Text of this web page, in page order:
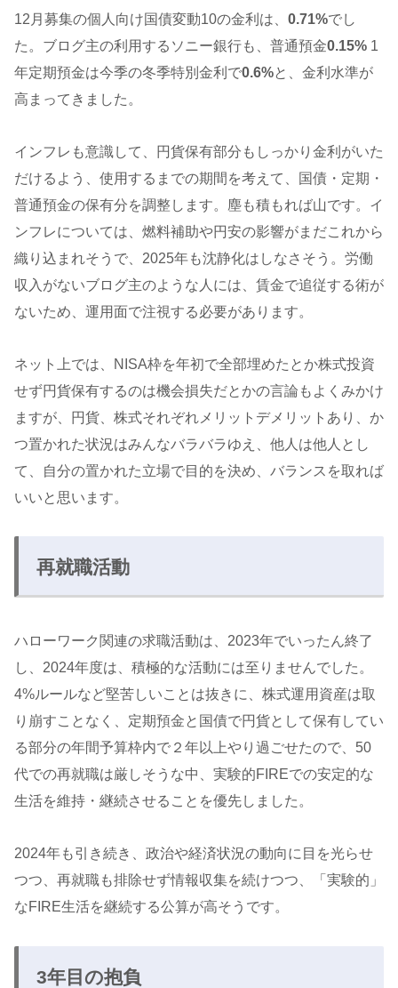
12月募集の個人向け国債変動10の金利は、 0.71%でし
た。ブログ主の利用するソニー銀行も、普通預金0.15% 1
年定期預金は今季の冬季特別金利で0.6%と、金利水準が
高まってきました。
インフレも意識して、円貨保有部分もしっかり金利がいた
だけるよう、使用するまでの期間を考えて、国債・定期・
普通預金の保有分を調整します。塵も積もれば山です。イ
ンフレについては、燃料補助や円安の影響がまだこれから
織り込まれそうで、2025年も沈静化はしなさそう。労働
収入がないブログ主のような人には、賃金で追従する術が
ないため、運用面で注視する必要があります。
ネット上では、NISA枠を年初で全部埋めたとか株式投資
せず円貨保有するのは機会損失だとかの言論もよくみかけ
ますが、円貨、株式それぞれメリットデメリットあり、か
つ置かれた状況はみんなバラバラゆえ、他人は他人とし
て、自分の置かれた立場で目的を決め、バランスを取れば
いいと思います。
再就職活動
ハローワーク関連の求職活動は、2023年でいったん終了
し、2024年度は、積極的な活動には至りませんでした。
4%ルールなど堅苦しいことは抜きに、株式運用資産は取
り崩すことなく、定期預金と国債で円貨として保有してい
る部分の年間予算枠内で２年以上やり過ごせたので、50
代での再就職は厳しそうな中、実験的FIREでの安定的な
生活を維持・継続させることを優先しました。
2024年も引き続き、政治や経済状況の動向に目を光らせ
つつ、再就職も排除せず情報収集を続けつつ、「実験的」
なFIRE生活を継続する公算が高そうです。
3年目の抱負